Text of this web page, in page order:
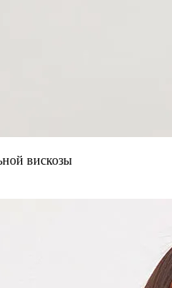
вискозы